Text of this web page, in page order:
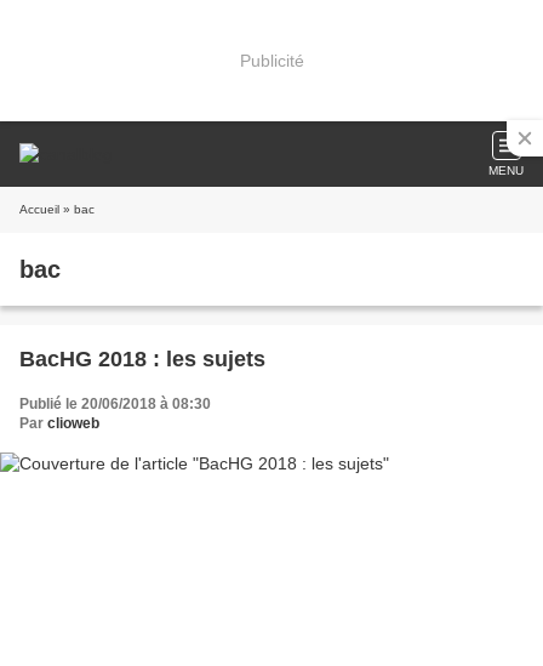
Publicité
MENU
Accueil » bac
bac
BacHG 2018 : les sujets
Publié le 20/06/2018 à 08:30
Par clioweb